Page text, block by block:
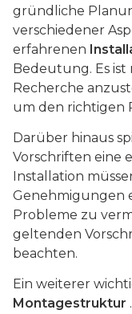
gründliche
verschiedener
erfahrenen
Bedeutung. Es ist
Recherche
um den richtigen
Darüber hinaus
Vorschriften eine
Installation
Genehmigungen
Probleme zu
geltenden
beachten.
Ein weiterer
Montagestruktur